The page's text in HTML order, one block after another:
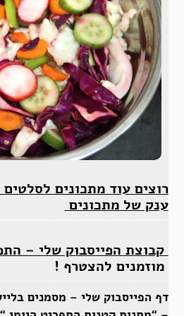
רוצים עוד מתכונים
ענק של מתכונים
קבוצת הפייסבוק שלי –
מוזמנים להצטרף !
דף הפייסבוק שלי – מסמנים